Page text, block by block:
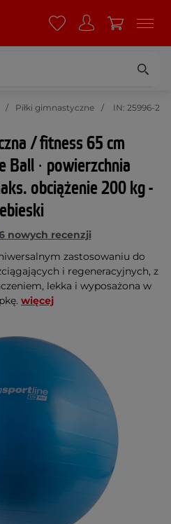
Piłki gimnastyczne IN: 25996-2
/ fitness 65 cm
Ball ∙ powierzchnia
obciążenie 200 kg -
nowych recenzji
zastosowaniu do
i regeneracyjnych, z
lekka i wyposażona w
więcej